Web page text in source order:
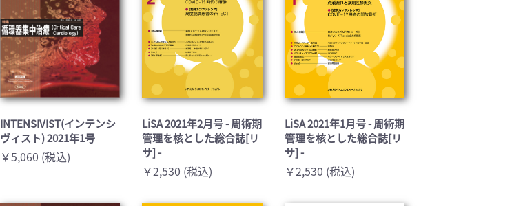
INTENSIVIST(インテンシ
ヴィスト) 2021年1号
￥5,060 (税込)
LiSA 2021年2月号 - 周術期
管理を核とした総合誌[リ
サ] -
￥2,530 (税込)
LiSA 2021年1月号 - 周術期
管理を核とした総合誌[リ
サ] -
￥2,530 (税込)